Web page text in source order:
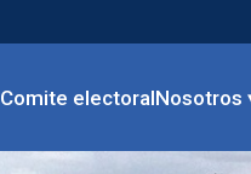
Comite electoralNosotros